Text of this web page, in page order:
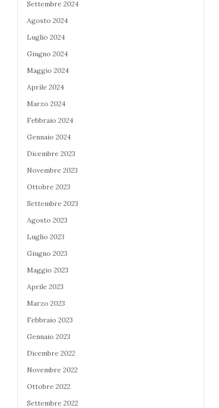
Settembre 2024
Agosto 2024
Luglio 2024
Giugno 2024
Maggio 2024
Aprile 2024
Marzo 2024
Febbraio 2024
Gennaio 2024
Dicembre 2023
Novembre 2023
Ottobre 2023
Settembre 2023
Agosto 2023
Luglio 2023
Giugno 2023
Maggio 2023
Aprile 2023
Marzo 2023
Febbraio 2023
Gennaio 2023
Dicembre 2022
Novembre 2022
Ottobre 2022
Settembre 2022